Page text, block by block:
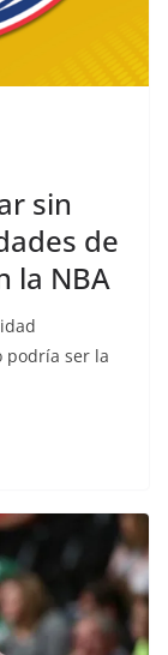
sin
de
la NBA
podría ser la